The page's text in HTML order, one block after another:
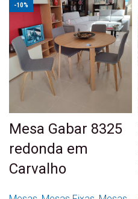
-10%
Mesa Gabar 8325
redonda em
Carvalho